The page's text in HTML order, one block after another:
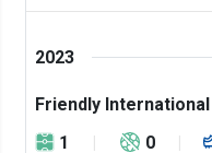
2023
Friendly International
1
0